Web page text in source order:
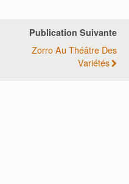
Publication Suivante
Zorro Au Théâtre Des
Variétés